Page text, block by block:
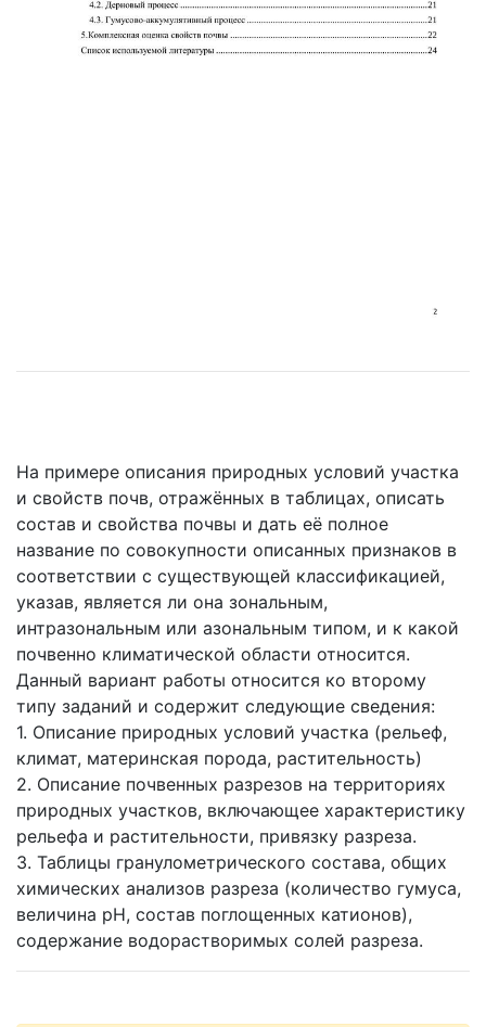
На примере описания природных условий участка
и свойств почв, отражённых в таблицах, описать
состав и свойства почвы и дать её полное
название по совокупности описанных признаков в
соответствии с существующей классификацией,
указав, является ли она зональным,
интразональным или азональным типом, и к какой
почвенно климатической области относится.
Данный вариант работы относится ко второму
типу заданий и содержит следующие сведения:
1. Описание природных условий участка (рельеф,
климат, материнская порода, растительность)
2. Описание почвенных разрезов на территориях
природных участков, включающее характеристику
рельефа и растительности, привязку разреза.
3. Таблицы гранулометрического состава, общих
химических анализов разреза (количество гумуса,
величина pH, состав поглощенных катионов),
содержание водорастворимых солей разреза.